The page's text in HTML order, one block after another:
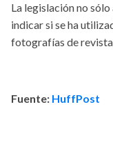
La legislación no
indicar si se ha
fotografías de
Fuente: HuffPost